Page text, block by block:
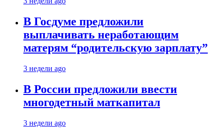
В Госдуме предложили
выплачивать неработающим
матерям “родительскую зарплату”
3 недели ago
В России предложили ввести
многодетный маткапитал
3 недели ago